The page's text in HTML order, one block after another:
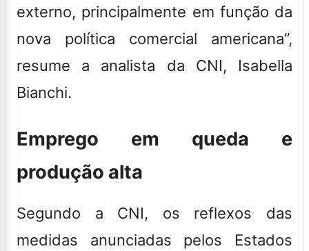
externo, principalmente em função da
nova política comercial americana”,
resume a analista da CNI, Isabella
Bianchi.
Emprego em queda e
produção alta
Segundo a CNI, os reflexos das
medidas anunciadas pelos Estados